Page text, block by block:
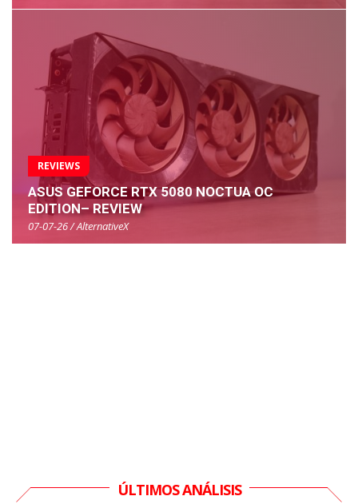
REVIEWS
ASUS GEFORCE RTX 5080 NOCTUA OC
EDITION– REVIEW
07-07-26 / AlternativeX
ÚLTIMOS ANÁLISIS